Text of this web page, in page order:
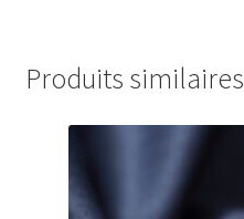
Produits similaires